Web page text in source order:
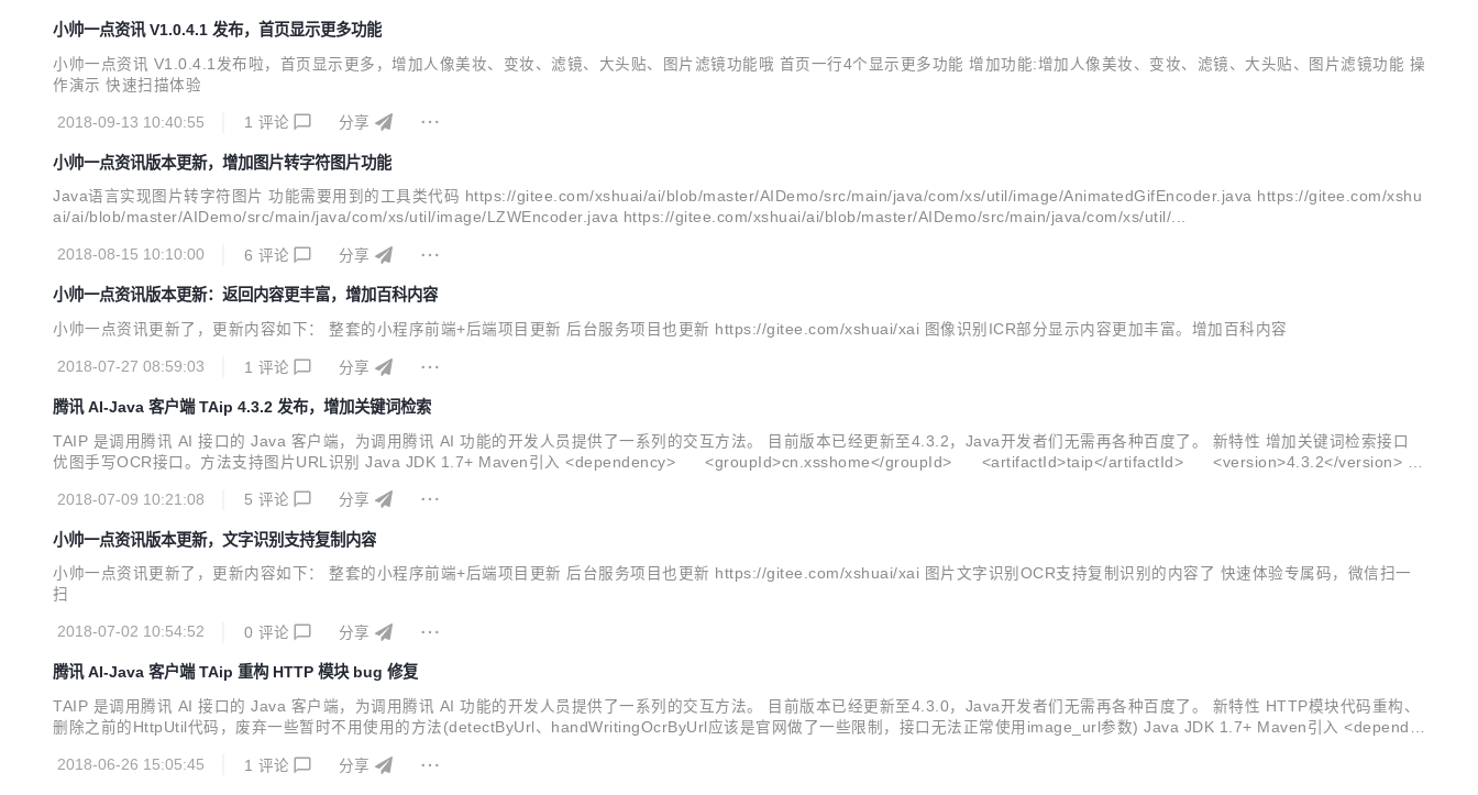
小帅一点资讯 V1.0.4.1 发布，首页显示更多功能
小帅一点资讯 V1.0.4.1发布啦，首页显示更多，增加人像美妆、变妆、滤镜、大头贴、图片滤镜功能哦 首页一行4个显示更多功能 增加功能:增加人像美妆、变妆、滤镜、大头贴、图片滤镜功能 操
作演示 快速扫描体验
2018-09-13 10:40:55 1 评论 分享
小帅一点资讯版本更新，增加图片转字符图片功能
Java语言实现图片转字符图片 功能需要用到的工具类代码 https://gitee.com/xshuai/ai/blob/master/AIDemo/src/main/java/com/xs/util/image/AnimatedGifEncoder.java https://gitee.com/xshu
ai/ai/blob/master/AIDemo/src/main/java/com/xs/util/image/LZWEncoder.java https://gitee.com/xshuai/ai/blob/master/AIDemo/src/main/java/com/xs/util/...
2018-08-15 10:10:00 6 评论 分享
小帅一点资讯版本更新：返回内容更丰富，增加百科内容
小帅一点资讯更新了，更新内容如下： 整套的小程序前端+后端项目更新 后台服务项目也更新 https://gitee.com/xshuai/xai 图像识别ICR部分显示内容更加丰富。增加百科内容
2018-07-27 08:59:03 1 评论 分享
腾讯 AI-Java 客户端 TAip 4.3.2 发布，增加关键词检索
TAIP 是调用腾讯 AI 接口的 Java 客户端，为调用腾讯 AI 功能的开发人员提供了一系列的交互方法。 目前版本已经更新至4.3.2，Java开发者们无需再各种百度了。 新特性 增加关键词检索接口
优图手写OCR接口。方法支持图片URL识别 Java JDK 1.7+ Maven引入 <dependency> <groupId>cn.xsshome</groupId> <artifactId>taip</artifactId> <version>4.3.2</version>
2018-07-09 10:21:08
5 评论 分享
小帅一点资讯版本更新，文字识别支持复制内容
小帅一点资讯更新了，更新内容如下： 整套的小程序前端+后端项目更新 后台服务项目也更新 https://gitee.com/xshuai/xai 图片文字识别OCR支持复制识别的内容了 快速体验专属码，微信扫一
扫
2018-07-02 10:54:52 0 评论 分享
腾讯 AI-Java 客户端 TAip 重构 HTTP 模块 bug 修复
TAIP 是调用腾讯 AI 接口的 Java 客户端，为调用腾讯 AI 功能的开发人员提供了一系列的交互方法。 目前版本已经更新至4.3.0，Java开发者们无需再各种百度了。 新特性 HTTP模块代码重构、
删除之前的HttpUtil代码，废弃一些暂时不用使用的方法(detectByUrl、handWritingOcrByUrl应该是官网做了一些限制，接口无法正常使用image_url参数) Java JDK 1.7+ Maven引入 <depende
2018-06-26 15:05:45
1 评论 分享